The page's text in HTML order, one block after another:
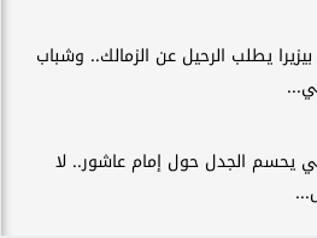
يطلب الرحيل عن الزمالك.. وشباب
يحسم الجدل حول إمام عاشور.. لا